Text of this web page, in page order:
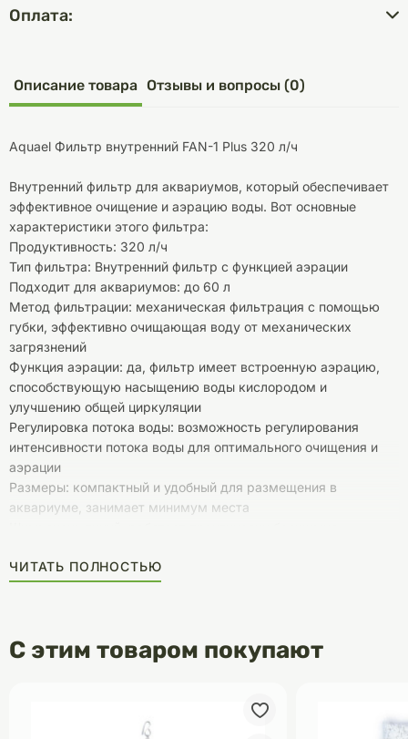
Оплата:
Описание товара Отзывы и вопросы (0)
Aquael Фильтр внутренний FAN-1 Plus 320 л/ч
Внутренний фильтр для аквариумов, который обеспечивает
эффективное очищение и аэрацию воды. Вот основные
характеристики этого фильтра:
Продуктивность: 320 л/ч
Тип фильтра: Внутренний фильтр с функцией аэрации
Подходит для аквариумов: до 60 л
Метод фильтрации: механическая фильтрация с помощью
губки, эффективно очищающая воду от механических
загрязнений
Функция аэрации: да, фильтр имеет встроенную аэрацию,
способствующую насыщению воды кислородом и
улучшению общей циркуляции
Регулировка потока воды: возможность регулирования
интенсивности потока воды для оптимального очищения и
аэрации
Размеры: компактный и удобный для размещения в
аквариуме, занимает минимум места
Энергопотребление: низкое (примерно 4–5 Вт), экономично в
использовании
очистку воды
Простота обслуживания: легко очищ
ЧИТАТЬ ПОЛНОСТЬЮ
С этим товаром покупают